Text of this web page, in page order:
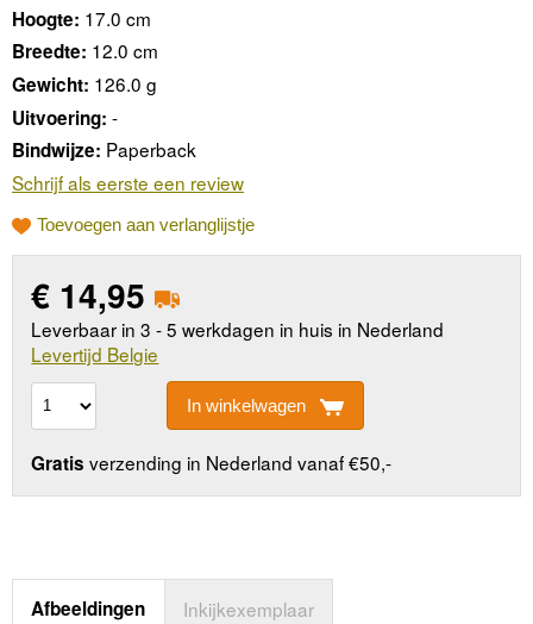
Hoogte: 17.0 cm
Breedte: 12.0 cm
Gewicht: 126.0 g
Uitvoering: -
Bindwijze: Paperback
Schrijf als eerste een review
Toevoegen aan verlanglijstje
€ 14,95
Leverbaar in 3 - 5 werkdagen in huis in Nederland
Levertijd Belgie
In winkelwagen
Gratis verzending in Nederland vanaf €50,-
Afbeeldingen Inkijkexemplaar